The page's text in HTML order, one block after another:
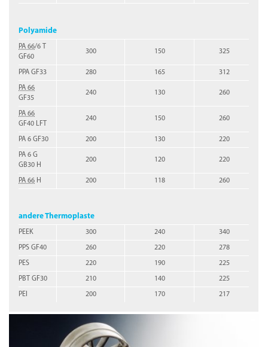
Polyamide
PA 66/6 T
GF60
300 150 325
PPA GF33 280 165 312
PA 66
GF35
240 130 260
PA 66
GF40 LFT
240 150 260
PA 6 GF30 200 130 220
PA 6 G
GB30 H
200 120 220
PA 66 H 200 118 260
andere Thermoplaste
PEEK 300 240 340
PPS GF40 260 220 278
PES 220 190 225
PBT GF30 210 140 225
PEI 200 170 217